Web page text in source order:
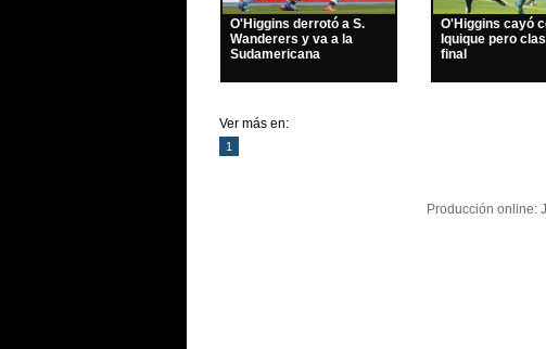
O'Higgins derrotó a S.
Wanderers y va a la
Sudamericana
O'Higgins cayó
Iquique pero
final
Ver más en:
1
Producción online: